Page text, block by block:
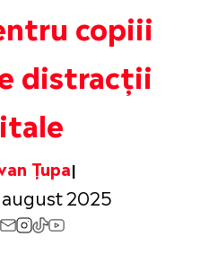
copiii
distracții
Țupa
2025